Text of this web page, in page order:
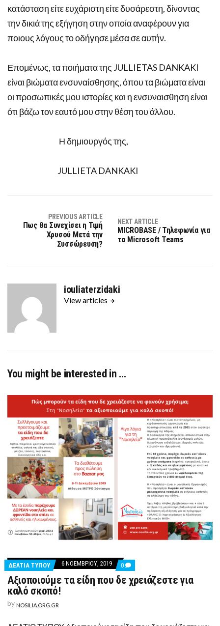
κατάσταση είτε ευχάριστη είτε δυσάρεστη, δίνοντας
την δικιά της εξήγηση στην οποία αναφέρουν για
ποιους λόγους το οδήγησε μέσα σε αυτήν.
Επομένως, τα ποιήματα της JULLIETAS DANKAKI
είναι βιώματα ενσυναίσθησης, όπου τα βιώματα είναι
οι προσωπικές μου ιστορίες και η ενσυναισθηση είναι
ότι βάζω τον εαυτό μου στην θέση του άλλου.
Η δημιουργός της,
JULLIETA DANKAKI
PREVIOUS ARTICLE
Πως θα Συνεχίσει η Τιμή
Χρυσού Μετά την
Συσσώρευση?
NEXT ARTICLE
MICROBASE / Τηλεφωνία για
το Microsoft Teams
iouliaterzidaki
View articles
You might be interested in …
ΔΕΛΤΙΑ ΤΥΠΟΥ 6 ΝΟΕΜΒΡΊΟΥ, 2019 0 COMMENTS
ON
ΑΞΙΟΠΟΙΟΎΜΕ
ΤΑ
ΓΙΑ
Αξιοποιούμε τα είδη που δε χρειάζεστε για
καλό σκοπό!
by NOSILIA.ORG.GR